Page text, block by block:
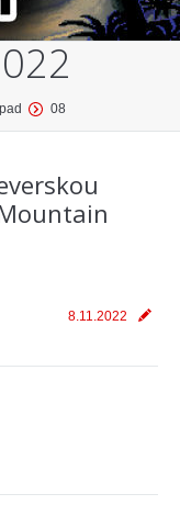
08
8.11.2022